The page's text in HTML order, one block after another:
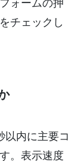
チェックし
以内に主要コ
。表示速度